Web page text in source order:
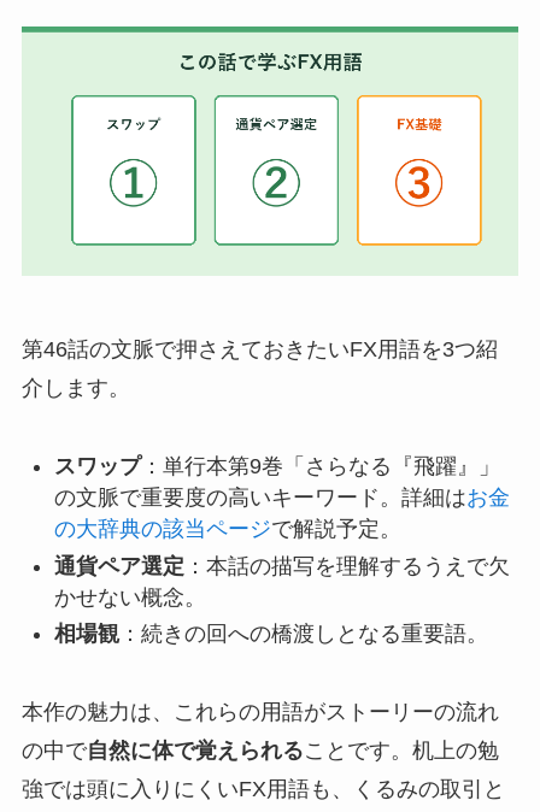
第46話の文脈で押さえておきたいFX用語を3つ紹
介します。
スワップ：単行本第9巻「さらなる『飛躍』」
の文脈で重要度の高いキーワード。詳細はお金
の大辞典の該当ページで解説予定。
通貨ペア選定 ：本話の描写を理解するうえで欠
かせない概念。
相場観：続きの回への橋渡しとなる重要語。
本作の魅力は、これらの用語がストーリーの流れ
の中で自然に体で覚えられることです。机上の勉
強では頭に入りにくいFX用語も、くるみの取引と